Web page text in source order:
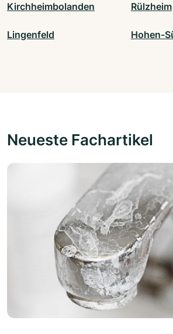
Kirchheimbolanden Rülzheim
Lingenfeld Hohen-
Neueste Fachartikel